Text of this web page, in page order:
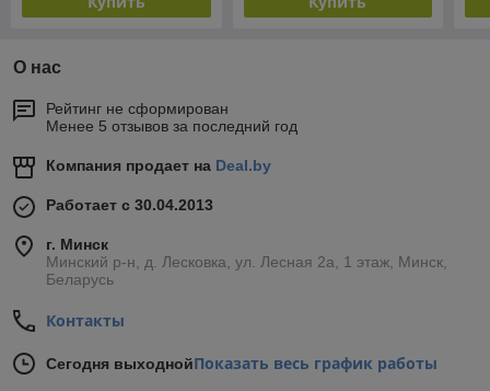
О нас
Рейтинг не сформирован
Менее 5 отзывов за последний год
Компания продает на Deal.by
Работает с 30.04.2013
г. Минск
Минский р-н, д. Лесковка, ул. Лесная 2а, 1 этаж, Минск,
Беларусь
Контакты
Сегодня выходнойПоказать весь график работы